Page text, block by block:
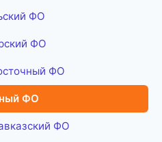
ФО
ФО
ФО
ФО
ФО